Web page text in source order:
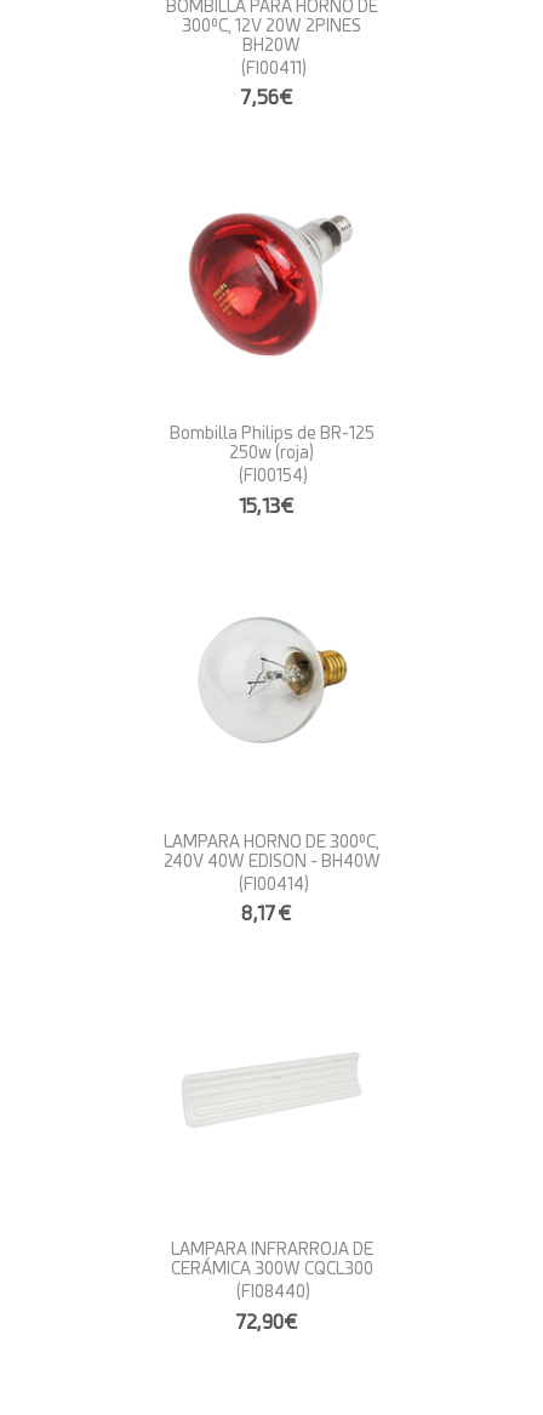
BOMBILLA PARA HORNO DE
300ºC, 12V 20W 2PINES
BH20W
(FI00411)
7,56€
Bombilla Philips de BR-125
250w (roja)
(FI00154)
15,13€
LAMPARA HORNO DE 300ºC,
240V 40W EDISON - BH40W
(FI00414)
8,17€
LAMPARA INFRARROJA DE
CERÁMICA 300W CQCL300
(FI08440)
72,90€